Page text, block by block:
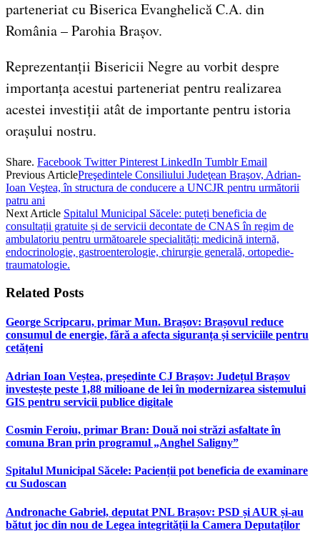
parteneriat cu Biserica Evanghelică C.A. din
România – Parohia Brașov.
Reprezentanții Bisericii Negre au vorbit despre
importanța acestui parteneriat pentru realizarea
acestei investiții atât de importante pentru istoria
orașului nostru.
Share. Facebook Twitter Pinterest LinkedIn Tumblr Email
Previous ArticlePreşedintele Consiliului Judeţean Braşov, Adrian-
Ioan Veştea, în structura de conducere a UNCJR pentru următorii
patru ani
Next Article Spitalul Municipal Săcele: puteți beneficia de
consultații gratuite și de servicii decontate de CNAS în regim de
ambulatoriu pentru următoarele specialități: medicină internă,
endocrinologie, gastroenterologie, chirurgie generală, ortopedie-
traumatologie.
Related Posts
George Scripcaru, primar Mun. Brașov: Brașovul reduce
consumul de energie, fără a afecta siguranța și serviciile pentru
cetățeni
Adrian Ioan Veștea, președinte CJ Brașov: Județul Brașov
investește peste 1,88 milioane de lei în modernizarea sistemului
GIS pentru servicii publice digitale
Cosmin Feroiu, primar Bran: Două noi străzi asfaltate în
comuna Bran prin programul „Anghel Saligny”
Spitalul Municipal Săcele: Pacienții pot beneficia de examinare
cu Sudoscan
Andronache Gabriel, deputat PNL Brașov: PSD și AUR și-au
bătut joc din nou de Legea integrității la Camera Deputaților